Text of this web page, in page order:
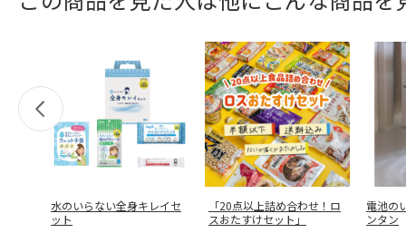
水のいらない全身キレイセ
ット
「20点以上詰め合わせ！ロ
スおたすけセット」
電池の
ンタン